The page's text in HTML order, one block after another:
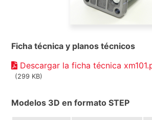
Ficha técnica y planos técnicos
Descargar la ficha técnica
(299 KB)
Modelos 3D en formato STEP